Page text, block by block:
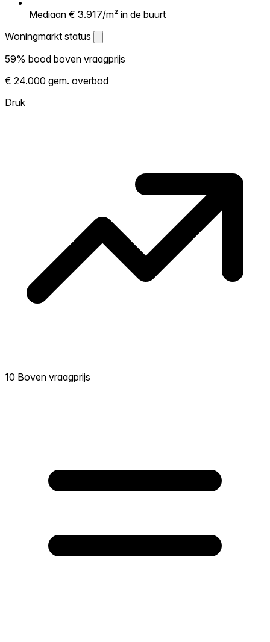
Mediaan € 3.917/m² in de buurt
Woningmarkt status
Woningmarkt status
Laat zien hoe competitief de markt hier is.
Hoe meer woningen boven vraagprijs
verkopen, hoe heter. Heet? Verwacht
59% bood boven vraagprijs
€ 24.000 gem. overbod
Druk
10 Boven vraagprijs